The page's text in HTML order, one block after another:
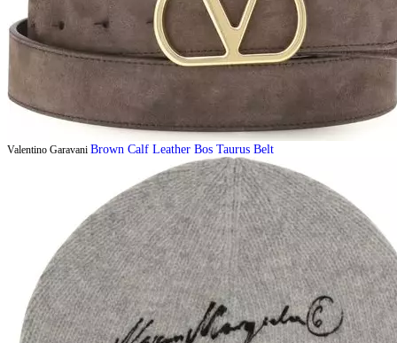
Valentino Garavani Brown Calf Leather Bos Taurus Belt